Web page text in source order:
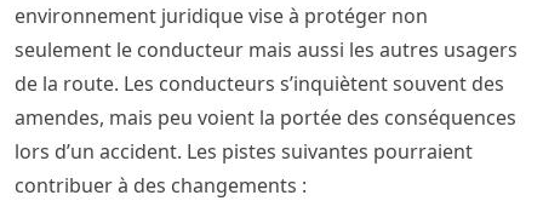
environnement juridique vise à protéger non
seulement le conducteur mais aussi les autres usagers
de la route. Les conducteurs s’inquiètent souvent des
amendes, mais peu voient la portée des conséquences
lors d’un accident. Les pistes suivantes pourraient
contribuer à des changements :